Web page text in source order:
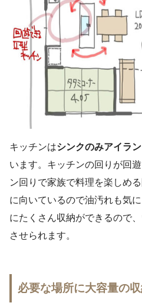
キッチンはシンクのみアイラ
います。キッチンの回りが回
ン回りで家族で料理を楽しめ
に向いているので油汚れも気
にたくさん収納ができるので
させられます。
必要な場所に大容量の